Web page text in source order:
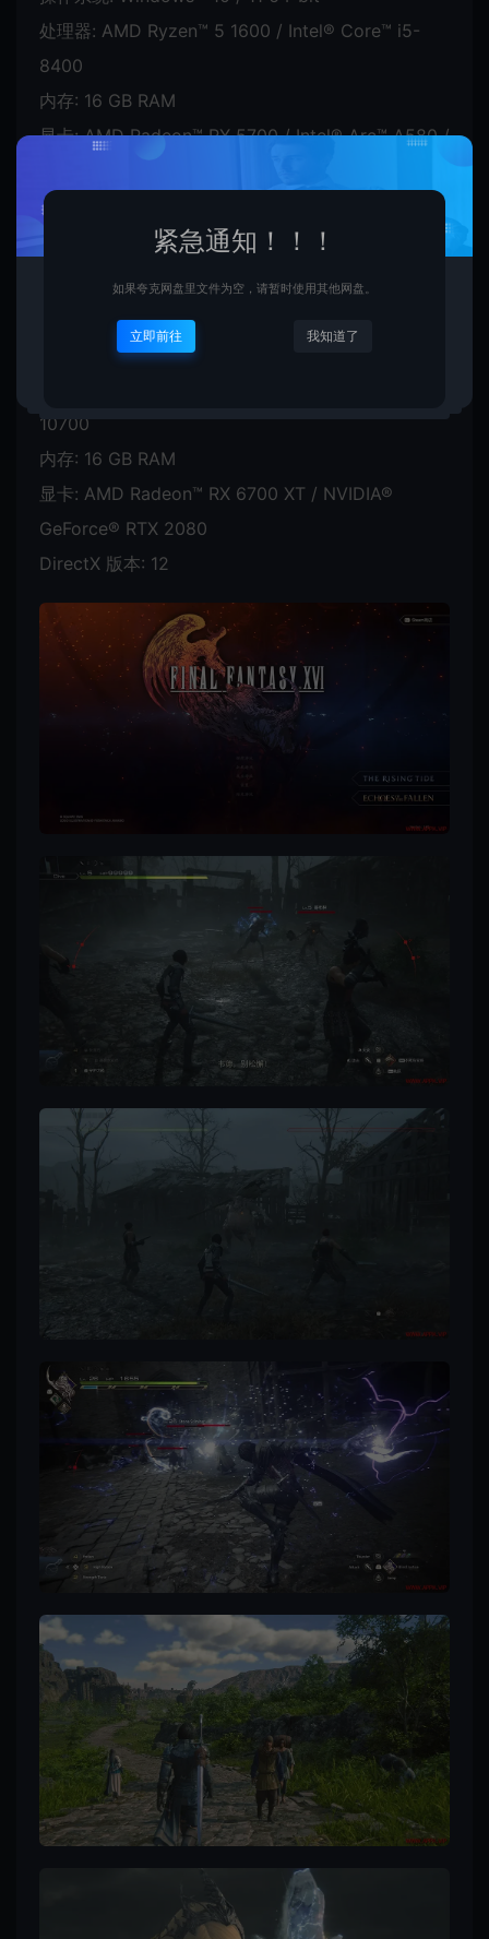
处理器: AMD Ryzen™ 5 1600 / Intel® Core™ i5-
8400
内存: 16 GB RAM
显卡: AMD Radeon™ RX 5700 / Intel® Arc™ A580 /
DirectX 版本: 12
推荐配置:
需要 64 位处理器和操作系统
操作系统: Windows® 10 / 11 64-bit
10700
内存: 16 GB RAM
显卡: AMD Radeon™ RX 6700 XT / NVIDIA®
GeForce® RTX 2080
DirectX 版本: 12
紧急通知！！！
如果夸克网盘里文件为空，请暂时使用其他网盘。
立即前往 我知道了